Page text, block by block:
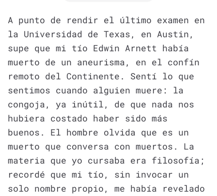
A punto de rendir el último examen en
la Universidad de Texas, en Austin,
supe que mi tío Edwin Arnett había
muerto de un aneurisma, en el confín
remoto del Continente. Sentí lo que
sentimos cuando alguien muere: la
congoja, ya inútil, de que nada nos
hubiera costado haber sido más
buenos. El hombre olvida que es un
muerto que conversa con muertos. La
materia que yo cursaba era filosofía;
recordé que mi tío, sin invocar un
solo nombre propio, me había revelado